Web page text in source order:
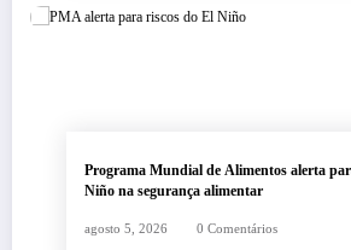
Programa Mundial de Alimentos alerta
Niño na segurança alimentar
agosto 5, 2026 0 Comentários